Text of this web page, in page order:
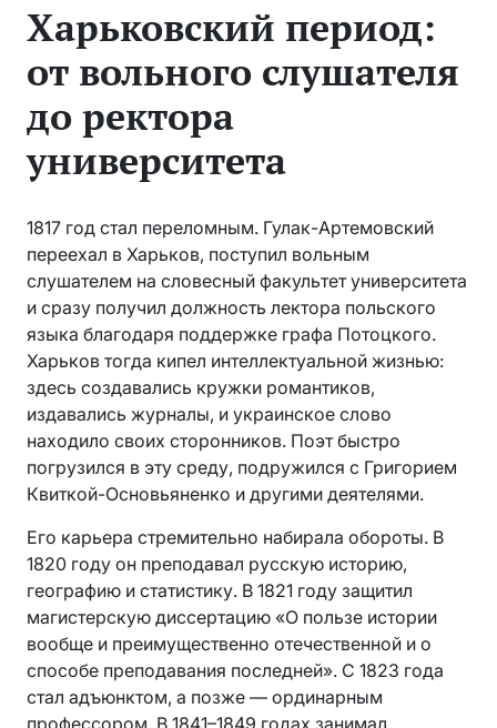
Харьковский период:
от вольного слушателя
до ректора
университета
1817 год стал переломным. Гулак-Артемовский
переехал в Харьков, поступил вольным
слушателем на словесный факультет университета
и сразу получил должность лектора польского
языка благодаря поддержке графа Потоцкого.
Харьков тогда кипел интеллектуальной жизнью:
здесь создавались кружки романтиков,
издавались журналы, и украинское слово
находило своих сторонников. Поэт быстро
погрузился в эту среду, подружился с Григорием
Квиткой-Основьяненко и другими деятелями.
Его карьера стремительно набирала обороты. В
1820 году он преподавал русскую историю,
географию и статистику. В 1821 году защитил
магистерскую диссертацию «О пользе истории
вообще и преимущественно отечественной и о
способе преподавания последней». С 1823 года
стал адъюнктом, а позже — ординарным
профессором. В 1841–1849 годах занимал